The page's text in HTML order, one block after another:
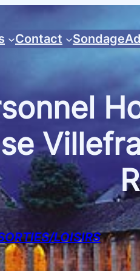
Contact Sondage
LOISIRS